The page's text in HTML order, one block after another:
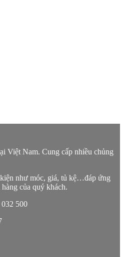
Việt Nam. Cung cấp nhiều chủng
như móc, giá, tủ kệ…đáp ứng
của quý khách.
500